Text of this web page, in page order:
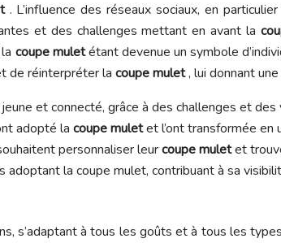
. L’influence des réseaux sociaux, en
et des challenges mettant en avant la
coupe muletétant devenue un symbole
de réinterpréter la coupe mulet, lui donnant
jeune et connecté, grâce à des challenges et
adopté la coupe muletet l’ont transformée en
personnaliser leurcoupe muletet
la coupe mulet, contribuant à sa
s’adaptant à tous les goûts et à tous les